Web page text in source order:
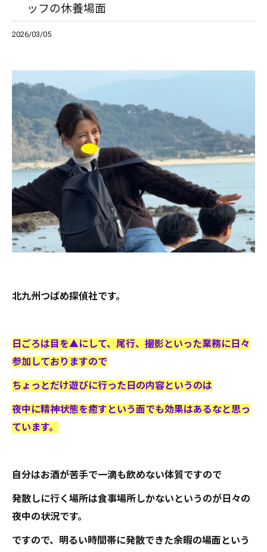
ッフの休養場面
2026/03/05
北九州つばめ探偵社です。
日ごろは目を▲にして、尾行、撮影といった業務に日々
参加しておりますので
ちょっとだけ遊びに行った日の内容というのは
夜中に精神状態を癒すという面でも効果はあるなと思っ
ています。
自分はお酒が苦手で一滴も飲めない体質ですので
発散しに行く場所は食事場所しかないというのが日々の
夜中の状況です。
ですので、明るい時間帯に発散できた余暇の場面という